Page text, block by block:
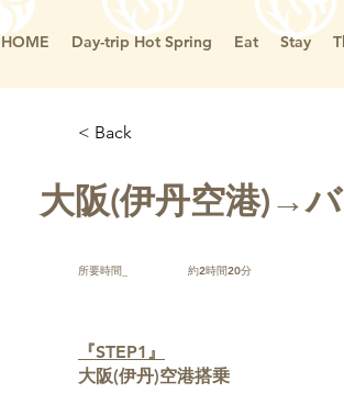
HOME Day-trip Hot Spring Eat Stay
< Back
大阪(伊丹空港)→
所要時間_ 約2時間20分
『STEP1』
大阪(伊丹)空港搭乗